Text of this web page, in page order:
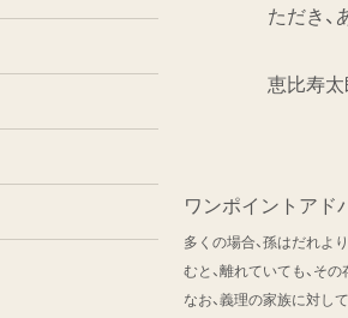
ただき、
恵比寿太
ワンポイントアド
多くの場合、孫はだれよ
むと、離れていても、そ
なお、義理の家族に対し